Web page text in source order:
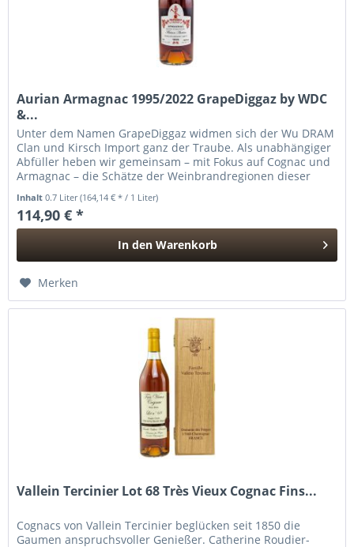
Aurian Armagnac 1995/2022 GrapeDiggaz by WDC
&...
Unter dem Namen GrapeDiggaz widmen sich der Wu DRAM
Clan und Kirsch Import ganz der Traube. Als unabhängiger
Abfüller heben wir gemeinsam – mit Fokus auf Cognac und
Armagnac – die Schätze der Weinbrandregionen dieser
Inhalt0.7 Liter(164,14 € * / 1 Liter)
114,90 € *
In den Warenkorb
Merken
Vallein Tercinier Lot 68 Très Vieux Cognac Fins...
Cognacs von Vallein Tercinier beglücken seit 1850 die
Gaumen anspruchsvoller Genießer. Catherine Roudier-